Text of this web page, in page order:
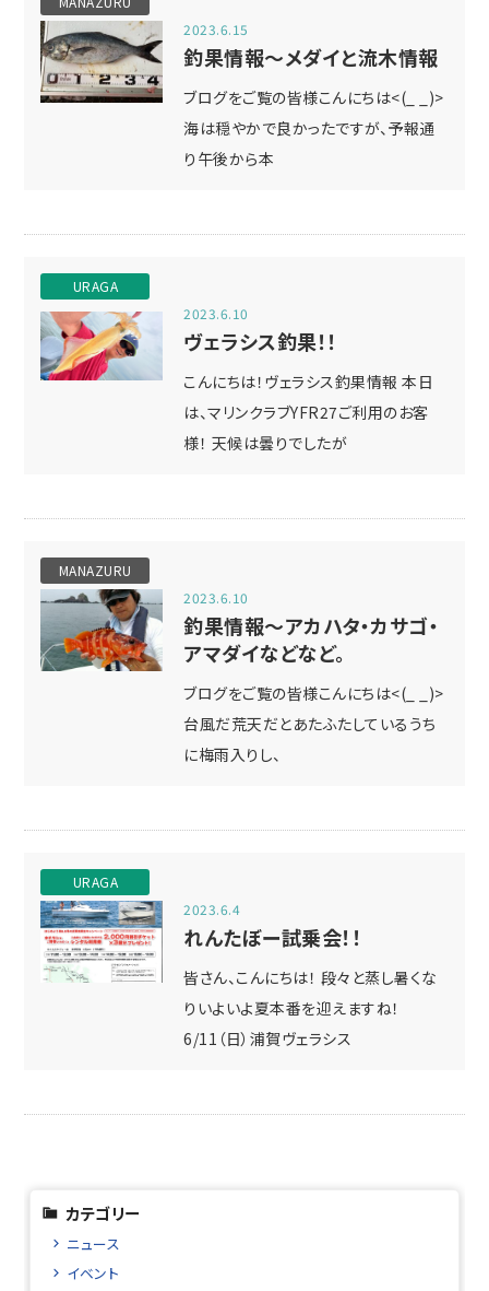
2023.6.15
釣果情報～メダイと流木情報
ブログをご覧の皆様こんにちは<(_ _)>
海は穏やかで良かったですが、予報通
り午後から本
URAGA
2023.6.10
ヴェラシス釣果！！
こんにちは！ヴェラシス釣果情報 本日
は、マリンクラブYFR27ご利用のお客
様！ 天候は曇りでしたが
MANAZURU
2023.6.10
釣果情報～アカハタ・カサゴ・
アマダイなどなど。
ブログをご覧の皆様こんにちは<(_ _)>
台風だ荒天だとあたふたしているうち
に梅雨入りし、
URAGA
2023.6.4
れんたぼー試乗会！！
皆さん、こんにちは！ 段々と蒸し暑くな
りいよいよ夏本番を迎えますね！
6/11（日）浦賀ヴェラシス
カテゴリー
ニュース
イベント